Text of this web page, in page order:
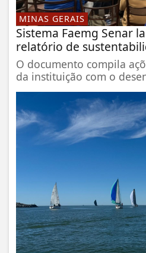
MINAS GERAIS
Sistema Faemg Senar
relatório de
O documento compila
da instituição com o